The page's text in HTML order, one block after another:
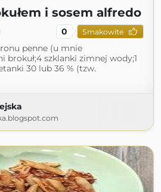
i sosem alfredo
0 Smakowite
penne (u mnie
brokuł;4 szklanki zimnej wody;1
30 lub 36 % (tzw.